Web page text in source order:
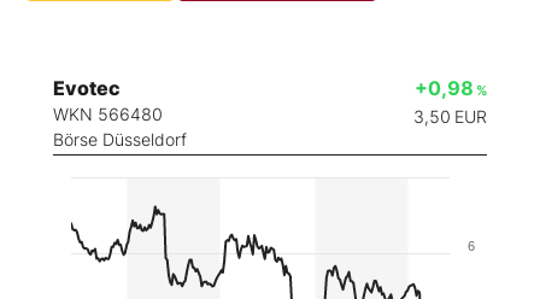
Evotec
WKN 566480
Börse Düsseldorf
+0,98 %
3,50 EUR
6